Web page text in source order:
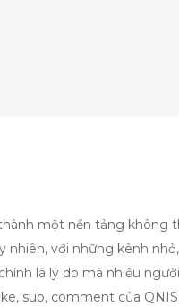
một nền tảng không
nhiên, với những kênh
là lý do mà nhiều
sub, comment của